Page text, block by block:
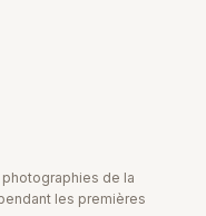
de la
les premières